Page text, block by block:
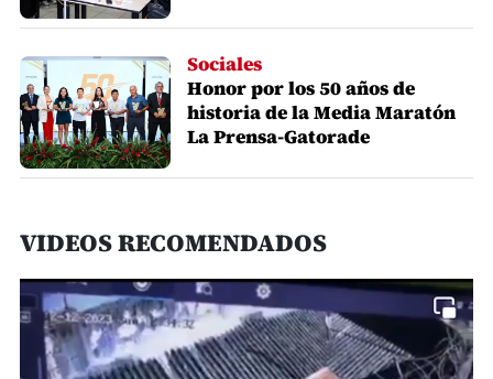
Sociales
Honor por los 50 años de
historia de la Media Maratón
La Prensa-Gatorade
VIDEOS RECOMENDADOS